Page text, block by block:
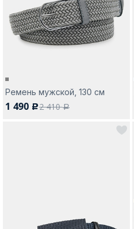
Ремень мужской, 130 см
1 490 c2 410a